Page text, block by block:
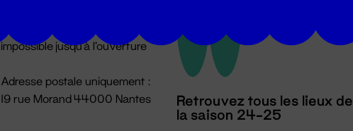
impossible jusqu'à l'ouverture
Adresse postale uniquement :
19 rue Morand 44000 Nantes
Retrouvez tous les lieux de
la saison 24-25